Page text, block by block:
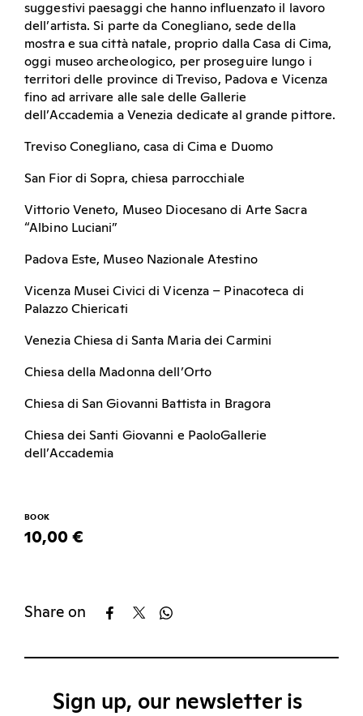
suggestivi paesaggi che hanno influenzato il lavoro
dell’artista. Si parte da Conegliano, sede della
mostra e sua città natale, proprio dalla Casa di Cima,
oggi museo archeologico, per proseguire lungo i
territori delle province di Treviso, Padova e Vicenza
fino ad arrivare alle sale delle Gallerie
dell’Accademia a Venezia dedicate al grande pittore.
Treviso Conegliano, casa di Cima e Duomo
San Fior di Sopra, chiesa parrocchiale
Vittorio Veneto, Museo Diocesano di Arte Sacra
“Albino Luciani”
Padova Este, Museo Nazionale Atestino
Vicenza Musei Civici di Vicenza – Pinacoteca di
Palazzo Chiericati
Venezia Chiesa di Santa Maria dei Carmini
Chiesa della Madonna dell’Orto
Chiesa di San Giovanni Battista in Bragora
Chiesa dei Santi Giovanni e PaoloGallerie
dell’Accademia
BOOK
10,00 €
Share on
Sign up, our newsletter is